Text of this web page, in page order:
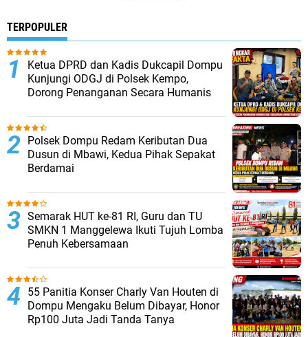
TERPOPULER
Ketua DPRD dan Kadis Dukcapil Dompu
Kunjungi ODGJ di Polsek Kempo,
Dorong Penanganan Secara Humanis
Polsek Dompu Redam Keributan Dua
Dusun di Mbawi, Kedua Pihak Sepakat
Berdamai
Semarak HUT ke-81 RI, Guru dan TU
SMKN 1 Manggelewa Ikuti Tujuh Lomba
Penuh Kebersamaan
55 Panitia Konser Charly Van Houten di
Dompu Mengaku Belum Dibayar, Honor
Rp100 Juta Jadi Tanda Tanya